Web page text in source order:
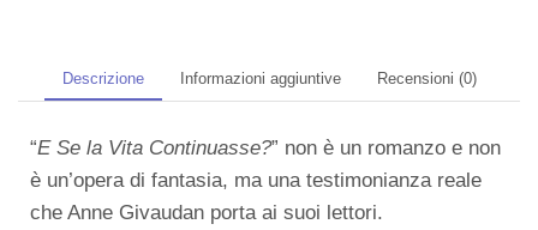
Descrizione Informazioni aggiuntive Recensioni (0)
“E Se la Vita Continuasse?” non è un romanzo e non
è un’opera di fantasia, ma una testimonianza reale
che Anne Givaudan porta ai suoi lettori.